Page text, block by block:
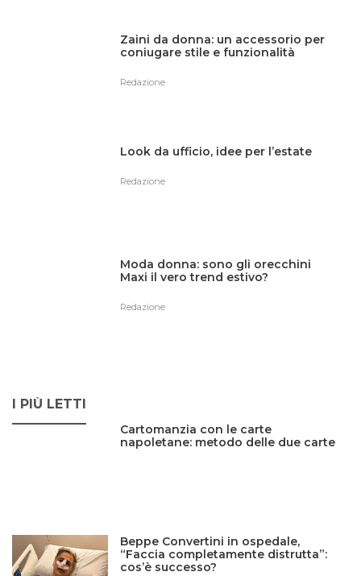
Zaini da donna: un accessorio per
coniugare stile e funzionalità
Redazione
Look da ufficio, idee per l’estate
Redazione
Moda donna: sono gli orecchini
Maxi il vero trend estivo?
Redazione
I PIÙ LETTI
Cartomanzia con le carte
napoletane: metodo delle due carte
Beppe Convertini in ospedale,
“Faccia completamente distrutta”:
cos’è successo?